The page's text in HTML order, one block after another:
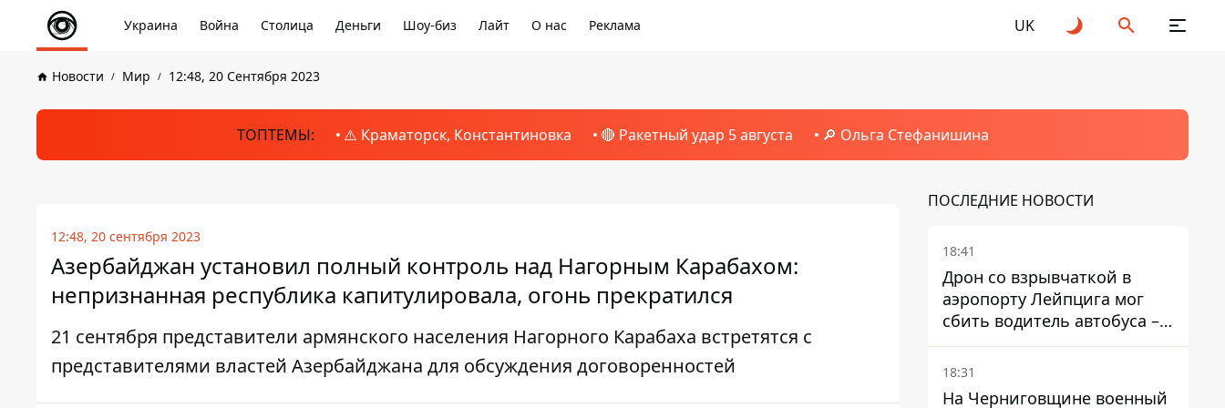
Украина Война Столица Деньги Шоу-биз Лайт О нас Реклама UK
Новости Мир 12:48, 20 Сентября 2023
ТОПТЕМЫ: ⚠️ Краматорск, Константиновка 🔴 Ракетный удар 5 августа 🔎 Ольга Стефанишина
12:48, 20 сентября 2023
Азербайджан установил полный контроль над Нагорным Карабахом:
непризнанная республика капитулировала, огонь прекратился
21 сентября представители армянского населения Нагорного Карабаха встретятся с
представителями властей Азербайджана для обсуждения договоренностей
ПОСЛЕДНИЕ НОВОСТИ
18:41
Дрон со взрывчаткой в ​​
аэропорту Лейпцига мог
сбить водитель автобуса –
Welt
18:31
На Черниговщине военный